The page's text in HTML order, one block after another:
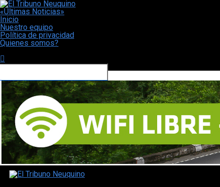
«Últimas Noticias»
Inicio
Nuestro equipo
Política de privacidad
Quienes somos?